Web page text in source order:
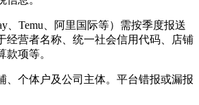
、Temu、阿里国际等）需按季度报送
经营者名称、统一社会信用代码、店铺
款项等。
、个体户及公司主体。平台错报或漏报